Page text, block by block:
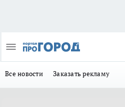
Все новости Заказать рекламу